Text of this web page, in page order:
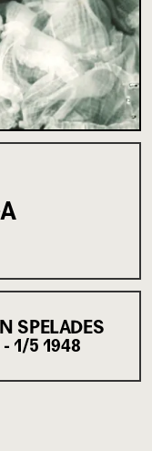
SPELADES
1/5 1948